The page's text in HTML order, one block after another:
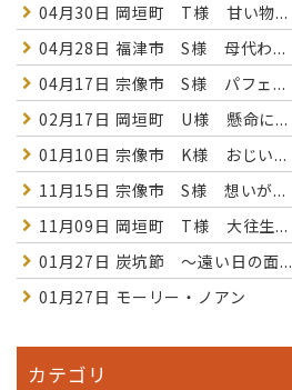
04月30日 岡垣町 T様 甘い物...
04月28日 福津市 S様 母代わ...
04月17日 宗像市 S様 パフェ...
02月17日 岡垣町 U様 懸命に...
01月10日 宗像市 K様 おじい...
11月15日 宗像市 S様 想いが...
11月09日 岡垣町 T様 大往生...
01月27日 炭坑節 〜遠い日の面...
01月27日 モーリー・ノアン
カテゴリ